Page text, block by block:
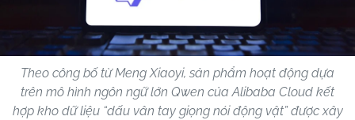
Theo công bố từ Meng Xiaoyi, sản phẩm hoạt động dựa
trên mô hình ngôn ngữ lớn Qwen của Alibaba Cloud kết
hợp kho dữ liệu “dấu vân tay giọng nói động vật” được xây